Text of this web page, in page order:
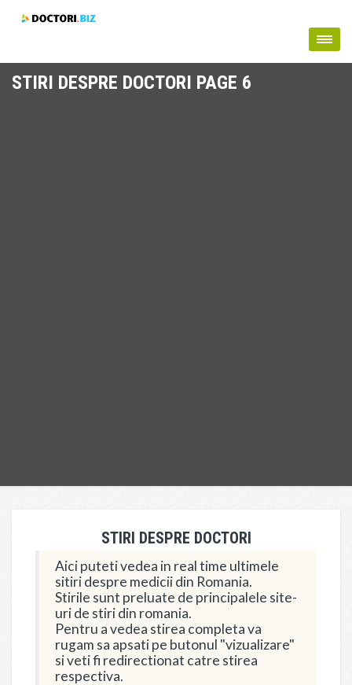
STIRI DESPRE DOCTORI PAGE 6
STIRI DESPRE DOCTORI
Aici puteti vedea in real time ultimele
sitiri despre medicii din Romania.
Stirile sunt preluate de principalele site-
uri de stiri din romania.
Pentru a vedea stirea completa va
rugam sa apsati pe butonul "vizualizare"
si veti fi redirectionat catre stirea
respectiva.